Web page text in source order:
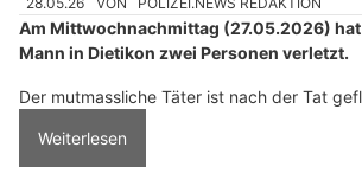
Am Mittwochnachmittag (27.05.2026)
Mann in Dietikon zwei Personen verletzt.
Der mutmassliche Täter ist nach der Tat
Weiterlesen